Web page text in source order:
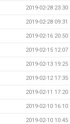
2019-02-28 23:30
2019-02-28 09:31
2019-02-16 20:50
2019-02-15 12:07
2019-02-13 19:25
2019-02-12 17:35
2019-02-11 17:20
2019-02-10 16:10
2019-02-10 10:45